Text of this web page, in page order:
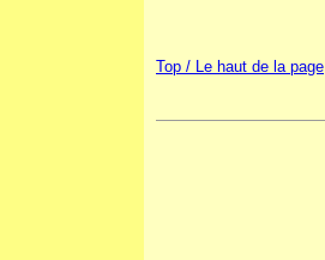
Top / Le haut de la page